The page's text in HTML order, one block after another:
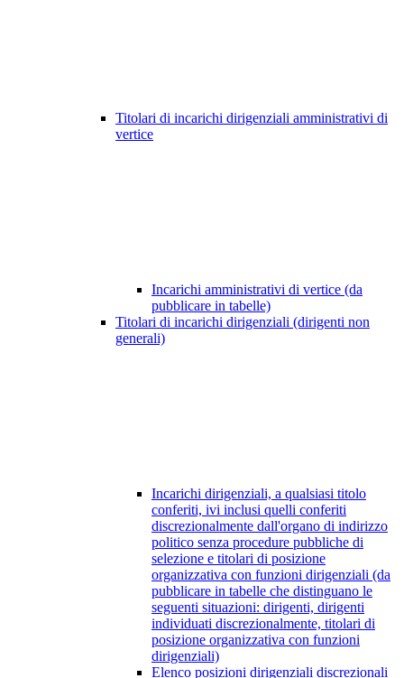
Titolari di incarichi dirigenziali amministrativi di
vertice
Incarichi amministrativi di vertice (da
pubblicare in tabelle)
Titolari di incarichi dirigenziali (dirigenti non
generali)
Incarichi dirigenziali, a qualsiasi titolo
conferiti, ivi inclusi quelli conferiti
discrezionalmente dall'organo di indirizzo
politico senza procedure pubbliche di
selezione e titolari di posizione
organizzativa con funzioni dirigenziali (da
pubblicare in tabelle che distinguano le
seguenti situazioni: dirigenti, dirigenti
individuati discrezionalmente, titolari di
posizione organizzativa con funzioni
dirigenziali)
Elenco posizioni dirigenziali discrezionali